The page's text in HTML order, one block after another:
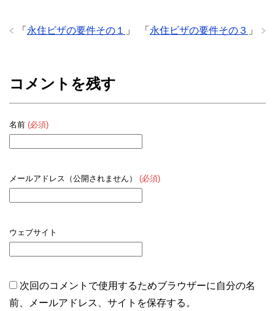
「 永住ビザの要件その３ 」
「 永住ビザの要件その１ 」
コメントを残す
名前 (必須)
メールアドレス（公開されません） (必須)
ウェブサイト
次回のコメントで使用するためブラウザーに自分の名
前、メールアドレス、サイトを保存する。